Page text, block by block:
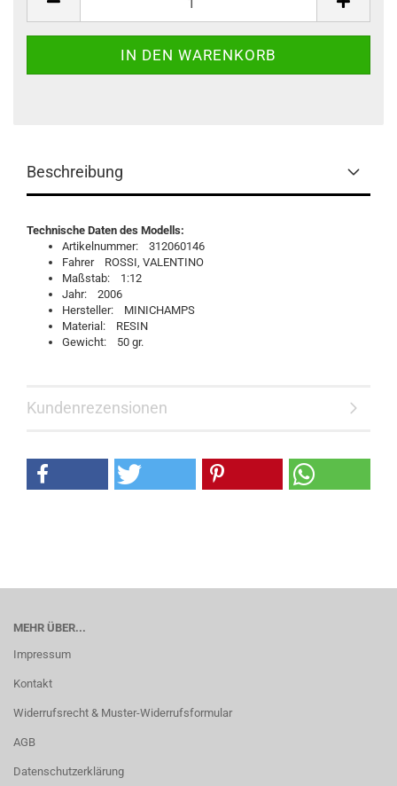
Beschreibung
Technische Daten des Modells:
Artikelnummer: 312060146
Fahrer ROSSI, VALENTINO
Maßstab: 1:12
Jahr: 2006
Hersteller: MINICHAMPS
Material: RESIN
Gewicht: 50 gr.
Kundenrezensionen
MEHR ÜBER...
Impressum
Kontakt
Widerrufsrecht & Muster-Widerrufsformular
AGB
Datenschutzerklärung